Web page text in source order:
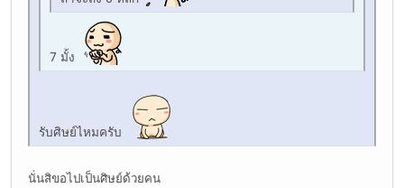
7 มั้ง
รับศิษย์ไหมครับ
นั่นสิขอไปเป็นศิษย์ด้วยคน